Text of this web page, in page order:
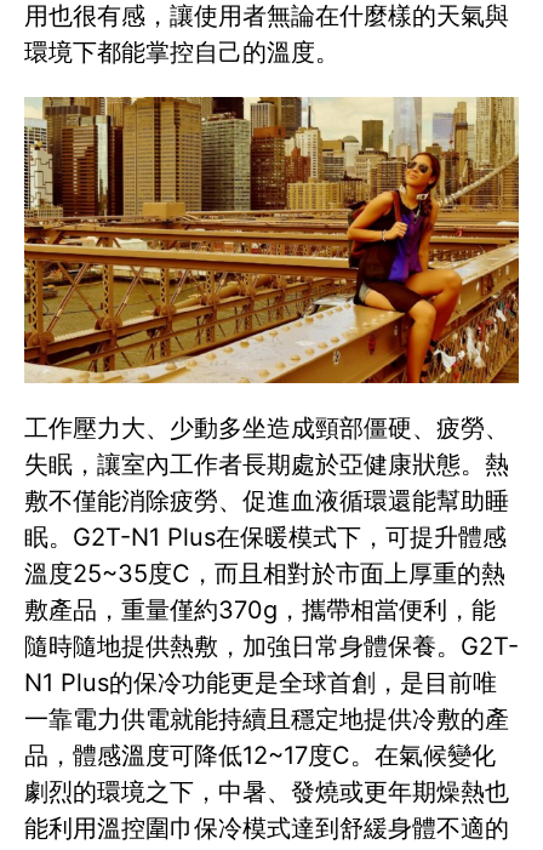
用也很有感，讓使用者無論在什麼樣的天氣與
環境下都能掌控自己的溫度。
工作壓力大、少動多坐造成頸部僵硬、疲勞、
失眠，讓室內工作者長期處於亞健康狀態。熱
敷不僅能消除疲勞、促進血液循環還能幫助睡
眠。G2T-N1 Plus在保暖模式下，可提升體感
溫度25~35度C，而且相對於市面上厚重的熱
敷產品，重量僅約370g，攜帶相當便利，能
隨時隨地提供熱敷，加強日常身體保養。G2T-
N1 Plus的保冷功能更是全球首創，是目前唯
一靠電力供電就能持續且穩定地提供冷敷的產
品，體感溫度可降低12~17度C。在氣候變化
劇烈的環境之下，中暑、發燒或更年期燥熱也
能利用溫控圍巾保冷模式達到舒緩身體不適的